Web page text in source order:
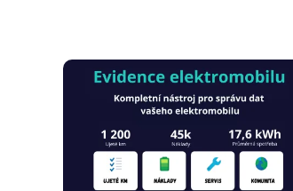
Obrázek